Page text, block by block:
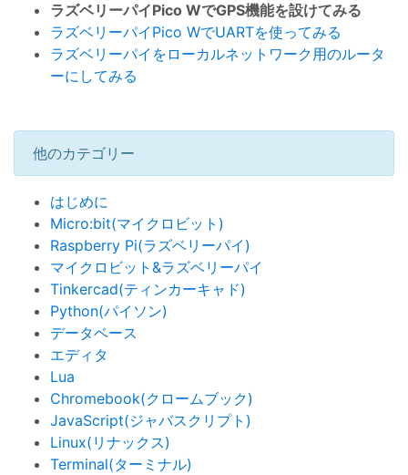
ラズベリーパイPico WでGPS機能を設けてみる
ラズベリーパイPico WでUARTを使ってみる
ラズベリーパイをローカルネットワーク用のルータ
ーにしてみる
他のカテゴリー
はじめに
Micro:bit(マイクロビット)
Raspberry Pi(ラズベリーパイ)
マイクロビット&ラズベリーパイ
Tinkercad(ティンカーキャド)
Python(パイソン)
データベース
エディタ
Lua
Chromebook(クロームブック)
JavaScript(ジャバスクリプト)
Linux(リナックス)
Terminal(ターミナル)